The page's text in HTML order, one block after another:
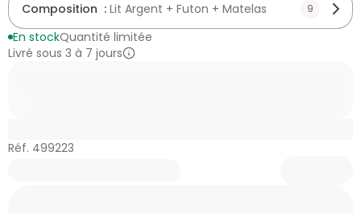
Composition : Lit Argent + Futon + Matelas 9
En stockQuantité limitée
Livré sous 3 à 7 jours
Réf. 499223